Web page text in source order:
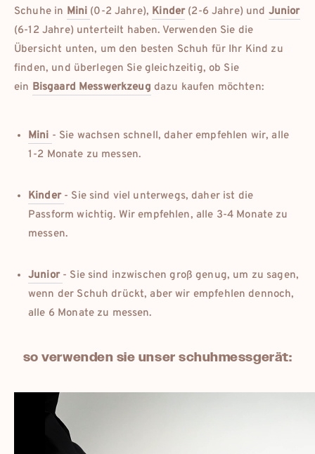
Schuhe in Mini (0-2 Jahre), Kinder(2-6 Jahre) und Junior
(6-12 Jahre) unterteilt haben. Verwenden Sie die
Übersicht unten, um den besten Schuh für Ihr Kind zu
finden, und überlegen Sie gleichzeitig, ob Sie
ein Bisgaard Messwerkzeug dazu kaufen möchten:
Mini - Sie wachsen schnell, daher empfehlen wir, alle
1-2 Monate zu messen.
Kinder - Sie sind viel unterwegs, daher ist die
Passform wichtig. Wir empfehlen, alle 3-4 Monate zu
messen.
Junior - Sie sind inzwischen groß genug, um zu sagen,
wenn der Schuh drückt, aber wir empfehlen dennoch,
alle 6 Monate zu messen.
so verwenden sie unser schuhmessgerät: